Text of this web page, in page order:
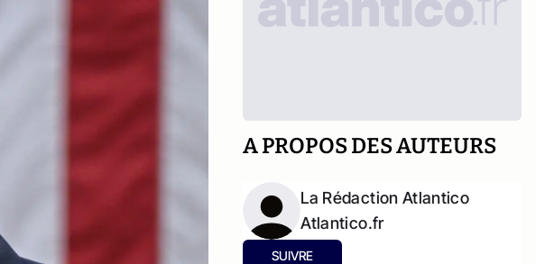
A PROPOS DES AUTEURS
La Rédaction Atlantico
Atlantico.fr
SUIVRE